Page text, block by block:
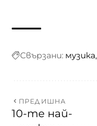
Свързани: музика
ПРЕДИШНА
10-те най-